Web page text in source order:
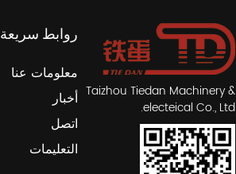
Taizhou Tiedan Machinery &
electeical Co., Ltd.
روابط سريعة
معلومات عنا
أخبار
اتصل
التعليمات